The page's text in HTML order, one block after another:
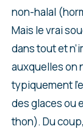
non-halal
Mais le vrai
dans tout et
auxquelles on
typiquement
des glaces ou
thon). Du